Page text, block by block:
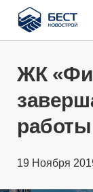
Бест
Новострой
ЖК
19 Ноября